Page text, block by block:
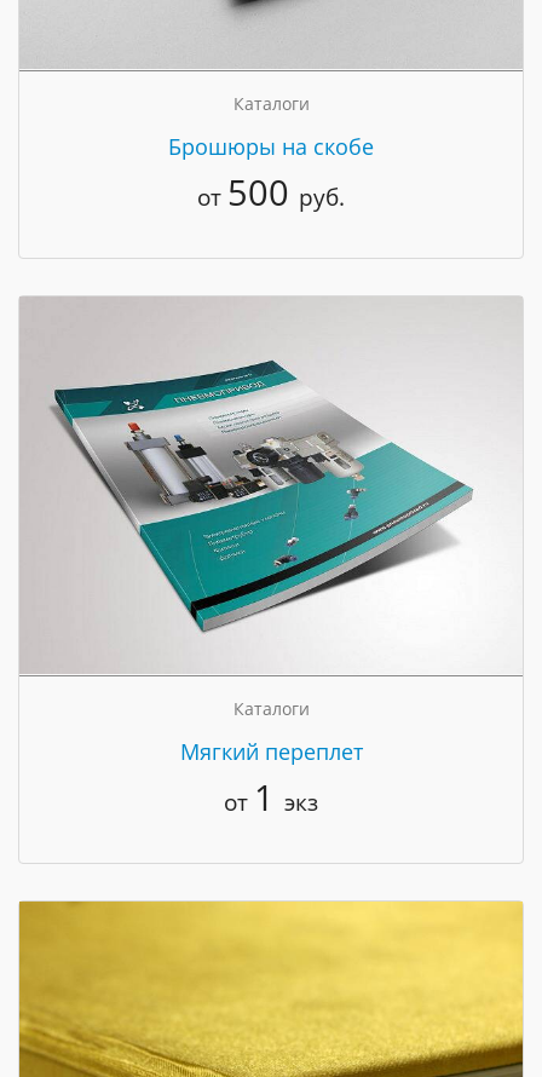
Каталоги
Брошюры на скобе
от 500 руб.
Каталоги
Мягкий переплет
от 1 экз